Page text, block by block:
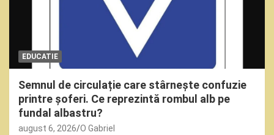
EDUCATIE
Semnul de circulație care stârnește confuzie
printre șoferi. Ce reprezintă rombul alb pe
fundal albastru?
august 6, 2026 O Gabriel